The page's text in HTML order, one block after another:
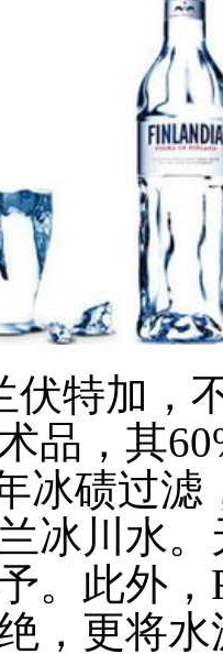
伏特加，
品，其
冰碛过
冰川水
。此外
，更将